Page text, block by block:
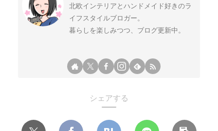
北欧インテリアとハンドメイド好きのラ
イフスタイルブロガー。
暮らしを楽しみつつ、ブログ更新中。
シェアする